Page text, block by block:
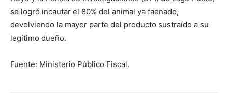
se logró incautar el 80% del animal ya faenado,
devolviendo la mayor parte del producto sustraído a su
legítimo dueño.
Fuente: Ministerio Público Fiscal.